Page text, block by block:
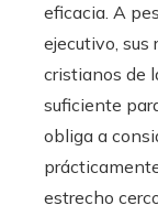
eficacia. A
ejecutivo, sus
cristianos de
suficiente
obliga a
estrecho